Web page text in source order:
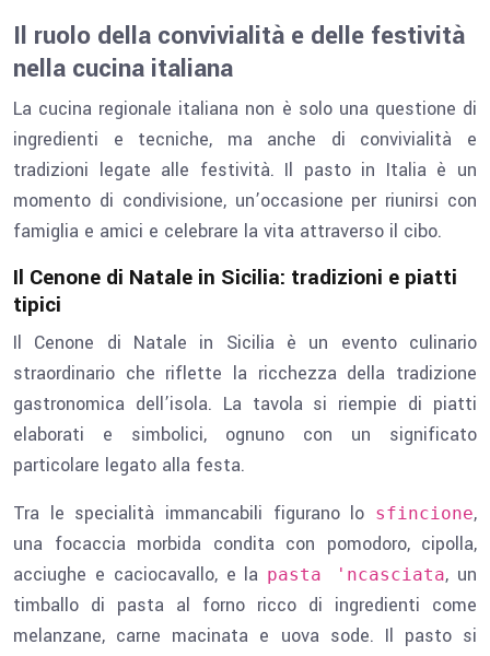
Il ruolo della convivialità e delle festività
nella cucina italiana
La cucina regionale italiana non è solo una questione di
ingredienti e tecniche, ma anche di convivialità e
tradizioni legate alle festività. Il pasto in Italia è un
momento di condivisione, un’occasione per riunirsi con
famiglia e amici e celebrare la vita attraverso il cibo.
Il Cenone di Natale in Sicilia: tradizioni e piatti
tipici
Il Cenone di Natale in Sicilia è un evento culinario
straordinario che riflette la ricchezza della tradizione
gastronomica dell’isola. La tavola si riempie di piatti
elaborati e simbolici, ognuno con un significato
particolare legato alla festa.
Tra le specialità immancabili figurano lo sfincione,
una focaccia morbida condita con pomodoro, cipolla,
acciughe e caciocavallo, e la pasta 'ncasciata, un
timballo di pasta al forno ricco di ingredienti come
melanzane, carne macinata e uova sode. Il pasto si